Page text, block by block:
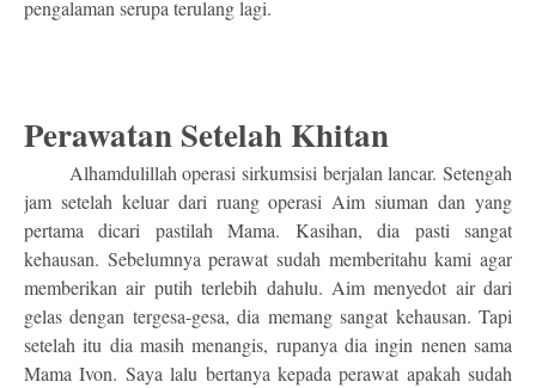
pengalaman serupa terulang lagi.
Perawatan Setelah Khitan
Alhamdulillah operasi sirkumsisi berjalan lancar. Setengah
jam setelah keluar dari ruang operasi Aim siuman dan yang
pertama dicari pastilah Mama. Kasihan, dia pasti sangat
kehausan. Sebelumnya perawat sudah memberitahu kami agar
memberikan air putih terlebih dahulu. Aim menyedot air dari
gelas dengan tergesa-gesa, dia memang sangat kehausan. Tapi
setelah itu dia masih menangis, rupanya dia ingin nenen sama
Mama Ivon. Saya lalu bertanya kepada perawat apakah sudah